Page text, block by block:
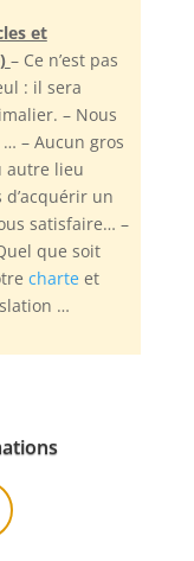
et
– Ce n’est pas
: il sera
– Nous
– Aucun gros
autre lieu
un
satisfaire… –
que soit
charteet
…